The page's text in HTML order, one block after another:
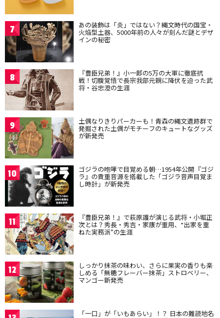
7 あの装飾は「炎」ではない？縄文時代の国宝・
火焔型土器、5000年前の人々が刻んだ謎とデザ
インの秘密
8 『豊臣兄弟！』小一郎の5万の大軍に徹底抗
戦！切腹覚悟で長宗我部元親に降伏を迫った武
将・谷忠澄の生涯
9 土偶なりきりパーカーも！青森の縄文遺跡群で
発掘された土偶がモチーフのキュートなグッズ
が新発売
10 ゴジラの咆哮で目覚める朝…1954年公開『ゴジ
ラ』の貴重音源を搭載した「ゴジラ音声目覚ま
し時計」が新発売
11 『豊臣兄弟！』で萩原護が演じる武将・小堀正
次とは？秀長・秀吉・家康が重用、“出家を重
ねた実務派”の生涯
12 しっかり抹茶の味わい、さらに果実の香りも楽
しめる「無糖フレーバー抹茶」ストロベリー、
マンゴー新発売
「一口」が「いもあらい」！？ 日本の難読地名